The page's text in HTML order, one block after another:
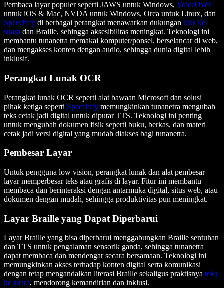
Pembaca layar populer seperti JAWS untuk Windows, VoiceOver
untuk iOS & Mac, NVDA untuk Windows, Orca untuk Linux, dan
Speechify di berbagai perangkat menawarkan dukungan teks ke
suara dan Braille, sehingga aksesibilitas meningkat. Teknologi ini
membantu tunanetra memakai komputer/ponsel, berselancar di web,
dan mengakses konten dengan audio, sehingga dunia digital lebih
inklusif.
Perangkat Lunak OCR
Perangkat lunak OCR seperti alat bawaan Microsoft dan solusi
pihak ketiga seperti Speechify memungkinkan tunanetra mengubah
teks cetak jadi digital untuk diputar TTS. Teknologi ini penting
untuk mengubah dokumen fisik seperti buku, berkas, dan materi
cetak jadi versi digital yang mudah diakses bagi tunanetra.
Pembesar Layar
Untuk pengguna low vision, perangkat lunak dan alat pembesar
layar memperbesar teks atau grafis di layar. Fitur ini membantu
membaca dan berinteraksi dengan antarmuka digital, situs web, atau
dokumen dengan mudah, sehingga produktivitas pun meningkat.
Layar Braille yang Dapat Diperbarui
Layar Braille yang bisa diperbarui menggabungkan Braille sentuhan
dan TTS untuk pengalaman sensorik ganda, sehingga tunanetra
dapat membaca dan mendengar secara bersamaan. Teknologi ini
memungkinkan akses terhadap konten digital serta komunikasi
dengan tetap mengandalkan literasi Braille sekaligus praktisnya teks
ke suara, mendorong kemandirian dan inklusi.